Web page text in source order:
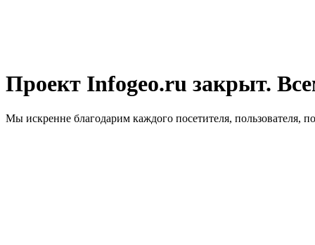
Проект Infogeo.ru закрыт.
Мы искренне благодарим каждого посетителя, пользователя,